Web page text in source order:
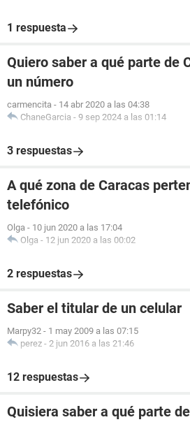
1 respuesta
Quiero saber a qué parte de
un número
carmencita - 14 abr 2020 a las 04:38
ChaneGarcia - 9 sep 2024 a las 01:14
3 respuestas
A qué zona de Caracas
telefónico
Olga - 10 jun 2020 a las 17:04
Olga - 12 jun 2020 a las 00:02
2 respuestas
Saber el titular de un celular
Marpy32 - 1 may 2009 a las 07:15
perez - 2 jun 2016 a las 21:46
12 respuestas
Quisiera saber a qué parte